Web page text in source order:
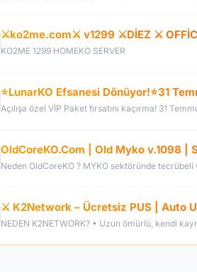
⚔️ko2me.com⚔️ v1299 ⚔️DİEZ ⚔️
KO2ME 1299 HOMEKO SERVER
Açılışa özel VİP Paket fırsatını kaçırma! 31
⚔️ K2Network – Ücretsiz PUS | Auto